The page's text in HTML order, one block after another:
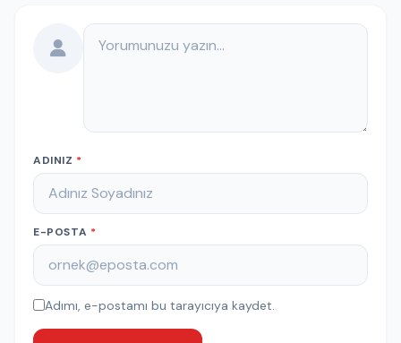
Yorumunuz
ADINIZ *
E-POSTA *
Adımı, e-postamı bu tarayıcıya kaydet.